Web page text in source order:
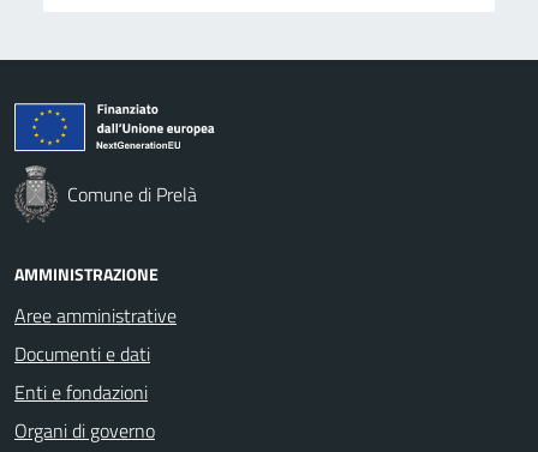
Comune di Prelà
AMMINISTRAZIONE
Aree amministrative
Documenti e dati
Enti e fondazioni
Organi di governo